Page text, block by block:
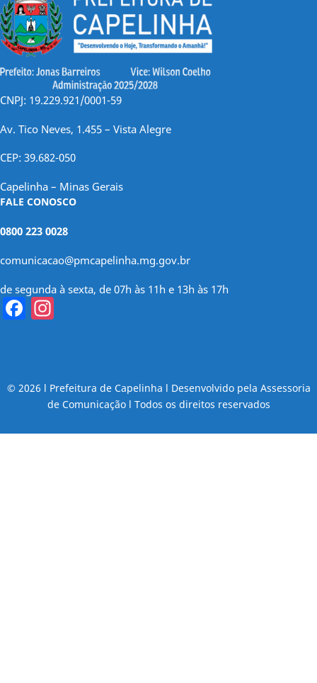
CNPJ: 19.229.921/0001-59
Av. Tico Neves, 1.455 – Vista Alegre
CEP: 39.682-050
Capelinha – Minas Gerais
FALE CONOSCO
0800 223 0028
comunicacao@pmcapelinha.mg.gov.br
de segunda à sexta, de 07h às 11h e 13h às 17h
Facebook
© 2026 l Prefeitura de Capelinha l Desenvolvido pela Assessoria
de Comunicação l Todos os direitos reservados